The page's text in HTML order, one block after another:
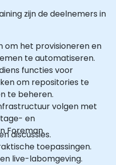
zijn de deelnemers in
om het provisioneren en
te automatiseren.
functies voor
om repositories te
te beheren.
volgen met
en
Foreman.
discussies.
toepassingen.
live-labomgeving.